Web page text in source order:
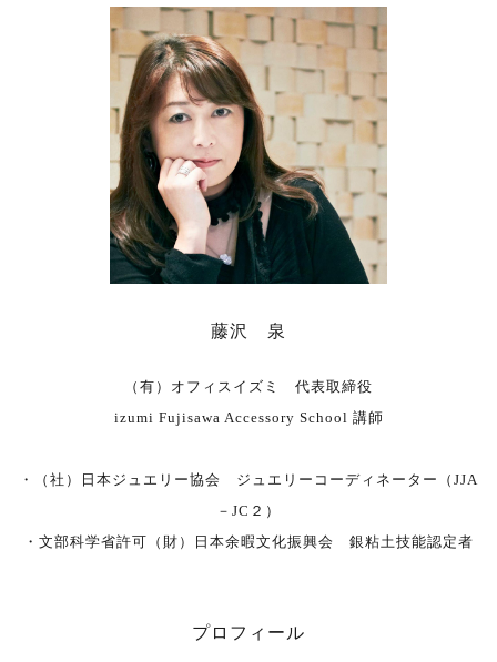
藤沢 泉
（有）オフィスイズミ 代表取締役
izumi Fujisawa Accessory School 講師
・（社）日本ジュエリー協会 ジュエリーコーディネーター（JJA
－JC２）
・文部科学省許可（財）日本余暇文化振興会 銀粘土技能認定者
プロフィール